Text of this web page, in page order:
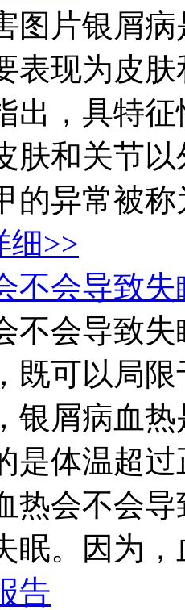
图片银屑
表现为皮
出，具特
肤和关节
的异常被
细>>
不会导致失
不会导致
既可以局
银屑病血
是体温超
热会不会
眠。因为
告